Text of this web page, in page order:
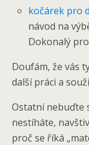
kočárek pro
návod na
Dokonalý
Doufám, že vás
další práci a
Ostatní nebuďte
nestíháte,
proč se říká